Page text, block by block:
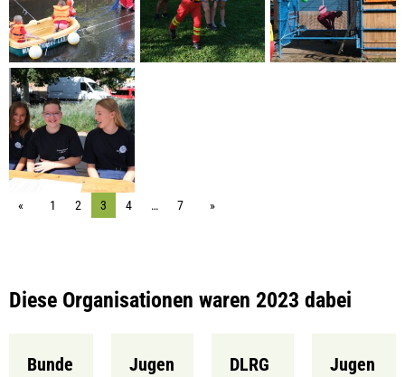
1 2 3 4 … 7
Diese Organisationen waren 2023 dabei
Bunde
Jugen
DLRG
Jugen